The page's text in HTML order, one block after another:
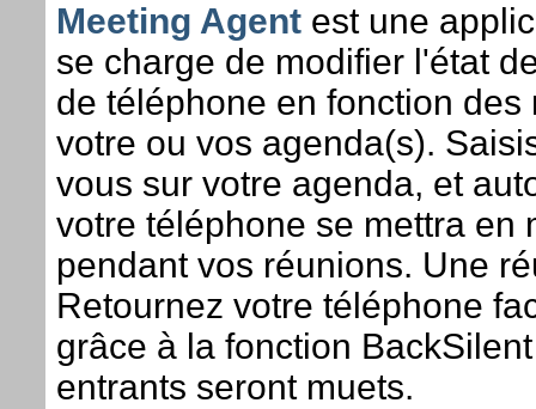
Meeting Agentest une
se charge de modifier l'état
de téléphone en fonction des
votre ou vos agenda(s).
vous sur votre agenda, et
votre téléphone se mettra en
pendant vos réunions. Une
Retournez votre téléphone
grâce à la fonction
entrants seront muets.